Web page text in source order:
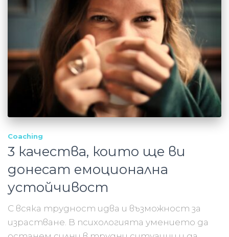
Coaching
3 качества, които ще ви
донесат емоционална
устойчивост
С всяка трудност идва и възможност за
израстване. В психологията умението да